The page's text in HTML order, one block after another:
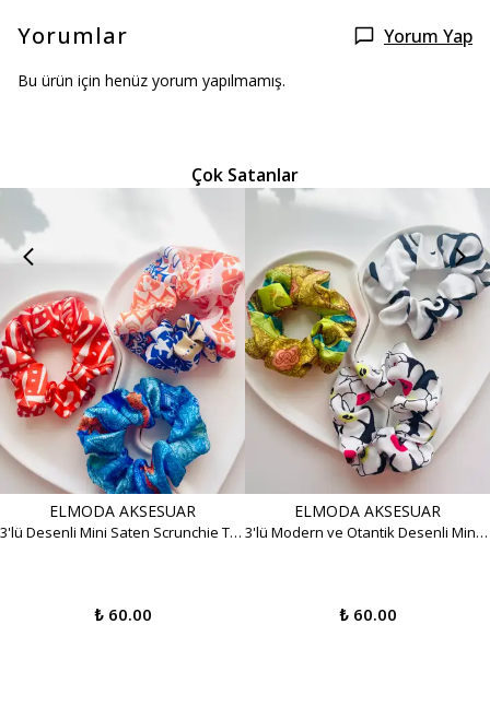
Yorumlar Yorum Yap
Bu ürün için henüz yorum yapılmamış.
Çok Satanlar
ELMODA AKSESUAR
3'lü Desenli Mini Saten Scrunchie Toka Seti - Canlı Yaz Renkleri
₺ 60.00
ELMODA AKSESUAR
3'lü Modern ve Otantik Desenli Mini Saten Scrunchie Toka Seti
₺ 60.00